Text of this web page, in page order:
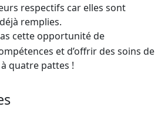
respectifs car elles sont
remplies.
cette opportunité de
et d’offrir des soins de
quatre pattes !